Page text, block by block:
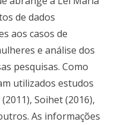
de dados
aos casos de
e análise dos
pesquisas. Como
utilizados estudos
Soihet (2016),
As informações